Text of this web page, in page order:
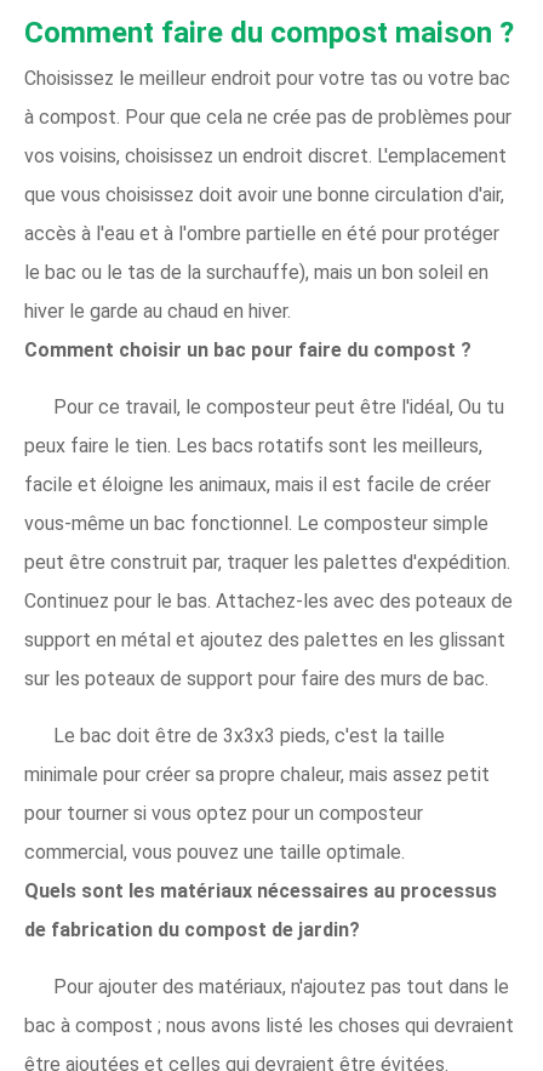
Comment faire du compost maison ?
Choisissez le meilleur endroit pour votre tas ou votre bac
à compost. Pour que cela ne crée pas de problèmes pour
vos voisins, choisissez un endroit discret. L'emplacement
que vous choisissez doit avoir une bonne circulation d'air,
accès à l'eau et à l'ombre partielle en été pour protéger
le bac ou le tas de la surchauffe), mais un bon soleil en
hiver le garde au chaud en hiver.
Comment choisir un bac pour faire du compost ?
Pour ce travail, le composteur peut être l'idéal, Ou tu
peux faire le tien. Les bacs rotatifs sont les meilleurs,
facile et éloigne les animaux, mais il est facile de créer
vous-même un bac fonctionnel. Le composteur simple
peut être construit par, traquer les palettes d'expédition.
Continuez pour le bas. Attachez-les avec des poteaux de
support en métal et ajoutez des palettes en les glissant
sur les poteaux de support pour faire des murs de bac.
Le bac doit être de 3x3x3 pieds, c'est la taille
minimale pour créer sa propre chaleur, mais assez petit
pour tourner si vous optez pour un composteur
commercial, vous pouvez une taille optimale.
Quels sont les matériaux nécessaires au processus
de fabrication du compost de jardin?
Pour ajouter des matériaux, n'ajoutez pas tout dans le
bac à compost ; nous avons listé les choses qui devraient
être ajoutées et celles qui devraient être évitées.